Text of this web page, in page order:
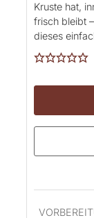
Kruste hat,
frisch bleibt
dieses